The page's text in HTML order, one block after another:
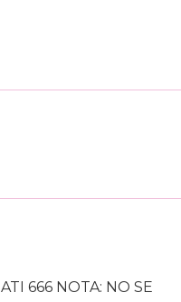
666 NOTA: NO SE